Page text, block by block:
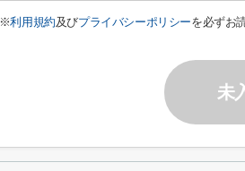
※利用規約及びプライバシーポリシーを必ずお
未